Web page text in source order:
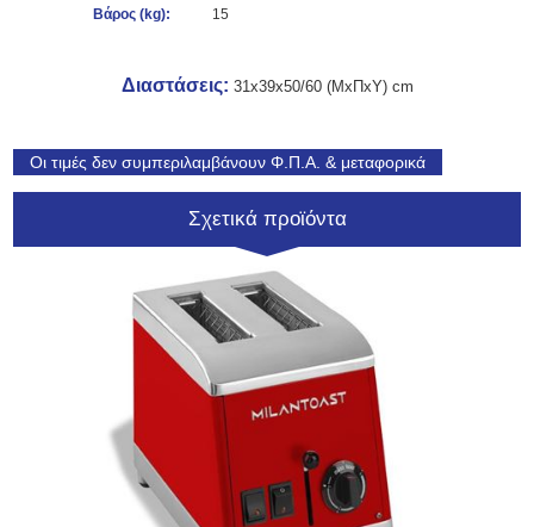
Βάρος (kg):
15
Διαστάσεις: 31x39x50/60 (ΜxΠxΥ) cm
Οι τιμές δεν συμπεριλαμβάνουν Φ.Π.Α. & μεταφορικά
Σχετικά προϊόντα